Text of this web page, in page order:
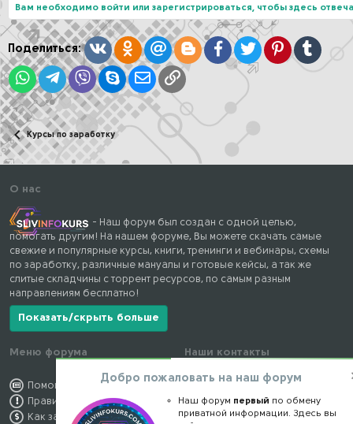
ц
и
и
:
Вам необходимо войти или зарегистрироваться, чтобы здесь
Поделиться: ВконтактеОдноклассники
Mail.ruBloggerFacebook
TwitterPinterestTumblr
WhatsAppTelegram
Viber SkypeЭлектронная почта
Ссылка
Курсы по заработку
О нас
- Наш форум был создан с одной целью,
помогать другим! На нашем форуме, Вы можете скачать самые
свежие и популярные курсы, книги, тренинги и вебинары, схемы
по заработку, различные мануалы и готовые кейсы, а так же
слитые складчины с торрент ресурсов, по самым разным
направлениям бесплатно!
Показать/скрыть больше
Меню форума
Помощь по форуму
Правила форума
Как заработать
Наши контакты
kursstore@mail.ru
Обратная связь
Конфиденциальность
Добро пожаловать на наш форум
Наш форум первый по обмену
приватной информации. Здесь вы